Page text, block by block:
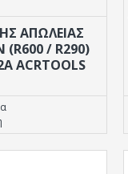
ΑΠΩΛΕΙΑΣ
/ R290)
ACRTOOLS